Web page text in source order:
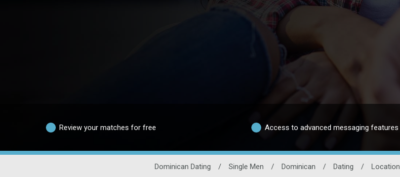
Review your matches for free Access to advanced messaging features
Dominican Dating / Single Men / Dominican / Dating / Location